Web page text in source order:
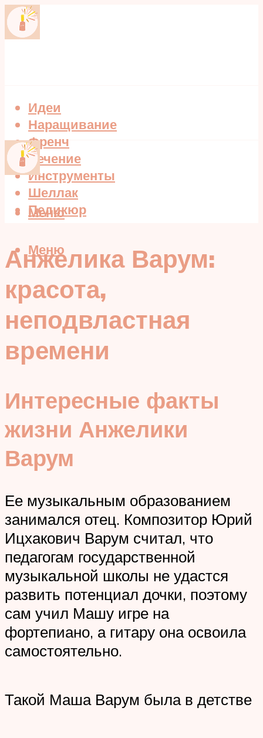
Идеи
Наращивание
Френч
Лечение
Инструменты
Шеллак
Педикюр
Меню
Меню
Анжелика Варум:
красота,
неподвластная
времени
Интересные факты
жизни Анжелики
Варум
Ее музыкальным образованием
занимался отец. Композитор Юрий
Ицхакович Варум считал, что
педагогам государственной
музыкальной школы не удастся
развить потенциал дочки, поэтому
сам учил Машу игре на
фортепиано, а гитару она освоила
самостоятельно.
Такой Маша Варум была в детстве